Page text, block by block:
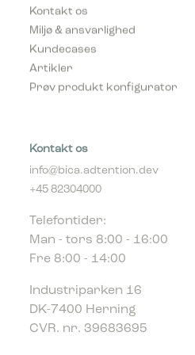
Kontakt os
Miljø & ansvarlighed
Kundecases
Artikler
Prøv produkt konfigurator
+45 82304000
DK-7400 Herning
CVR. nr. 39683695